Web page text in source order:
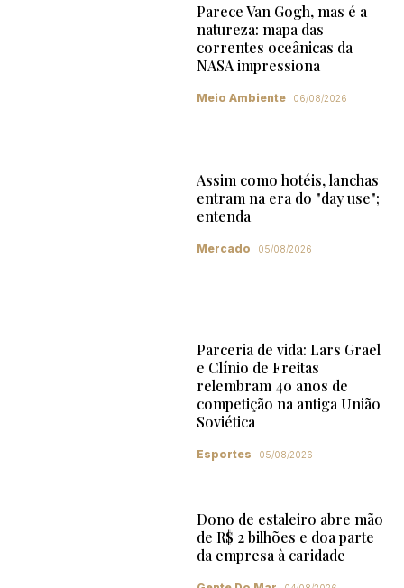
Parece Van Gogh, mas é a
natureza: mapa das
correntes oceânicas da
NASA impressiona
Meio Ambiente 06/08/2026
Assim como hotéis, lanchas
entram na era do "day use";
entenda
Mercado 05/08/2026
Parceria de vida: Lars Grael
e Clínio de Freitas
relembram 40 anos de
competição na antiga União
Soviética
Esportes 05/08/2026
Dono de estaleiro abre mão
de R$ 2 bilhões e doa parte
da empresa à caridade